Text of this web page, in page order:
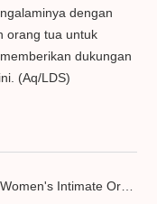
dengan
orang tua untuk
dukungan
(Aq/LDS)
Organs to Be Healthy and Clean